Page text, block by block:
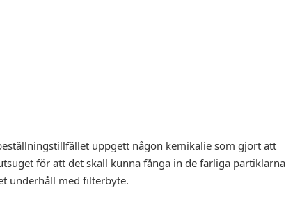
uppgett någon kemikalie som gjort att
för att det skall kunna fånga in de farliga partiklarna
underhåll med filterbyte.